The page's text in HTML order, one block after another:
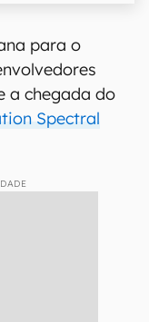
para o
a chegada do
Spectral